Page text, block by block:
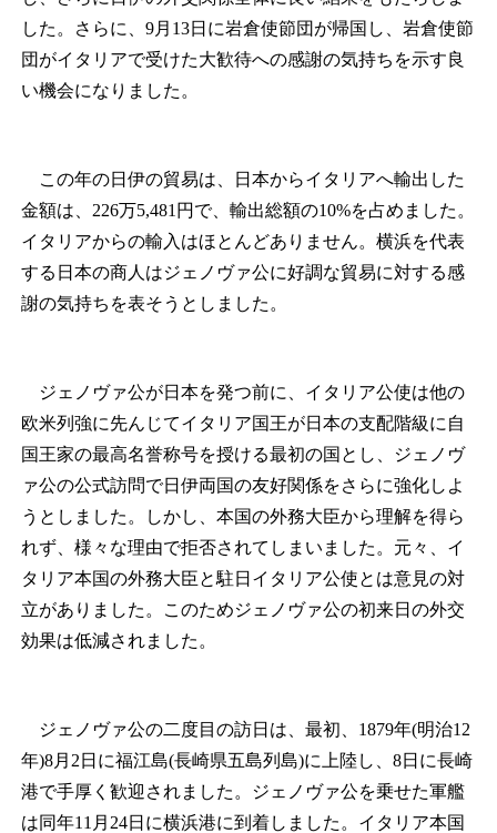
した。さらに、9月13日に岩倉使節団が帰国し、岩倉使節
団がイタリアで受けた大歓待への感謝の気持ちを示す良
い機会になりました。
この年の日伊の貿易は、日本からイタリアへ輸出した
金額は、226万5,481円で、輸出総額の10%を占めました。
イタリアからの輸入はほとんどありません。横浜を代表
する日本の商人はジェノヴァ公に好調な貿易に対する感
謝の気持ちを表そうとしました。
ジェノヴァ公が日本を発つ前に、イタリア公使は他の
欧米列強に先んじてイタリア国王が日本の支配階級に自
国王家の最高名誉称号を授ける最初の国とし、ジェノヴ
ァ公の公式訪問で日伊両国の友好関係をさらに強化しよ
うとしました。しかし、本国の外務大臣から理解を得ら
れず、様々な理由で拒否されてしまいました。元々、イ
タリア本国の外務大臣と駐日イタリア公使とは意見の対
立がありました。このためジェノヴァ公の初来日の外交
効果は低減されました。
ジェノヴァ公の二度目の訪日は、最初、1879年(明治12
年)8月2日に福江島(長崎県五島列島)に上陸し、8日に長崎
港で手厚く歓迎されました。ジェノヴァ公を乗せた軍艦
は同年11月24日に横浜港に到着しました。イタリア本国